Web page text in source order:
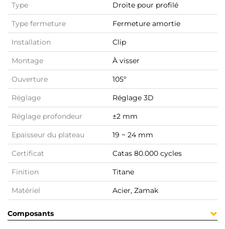
Type Droite pour profilé
Type fermeture Fermeture amortie
Installation Clip
Montage À visser
Ouverture 105º
Réglage Réglage 3D
Réglage profondeur ±2 mm
Epaisseur du plateau 19 ~ 24 mm
Certificat Catas 80.000 cycles
Finition Titane
Matériel Acier, Zamak
Composants